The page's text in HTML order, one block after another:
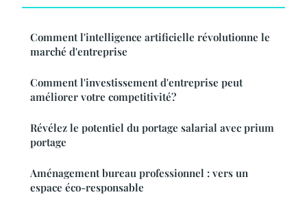
Comment l'intelligence artificielle révolutionne le
marché d'entreprise
Comment l'investissement d'entreprise peut
améliorer votre competitivité?
Révélez le potentiel du portage salarial avec prium
portage
Aménagement bureau professionnel : vers un
espace éco-responsable